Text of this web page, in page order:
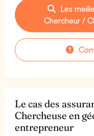
Les
Chercheur /
Le cas des
Chercheuse en
entrepreneur